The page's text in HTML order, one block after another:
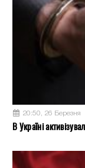
20:50, 26 Березня
В Україні